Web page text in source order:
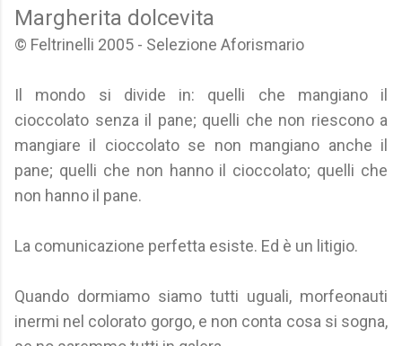
Margherita dolcevita
© Feltrinelli 2005 - Selezione Aforismario
Il mondo si divide in: quelli che mangiano il
cioccolato senza il pane; quelli che non riescono a
mangiare il cioccolato se non mangiano anche il
pane; quelli che non hanno il cioccolato; quelli che
non hanno il pane.
La comunicazione perfetta esiste. Ed è un litigio.
Quando dormiamo siamo tutti uguali, morfeonauti
inermi nel colorato gorgo, e non conta cosa si sogna,